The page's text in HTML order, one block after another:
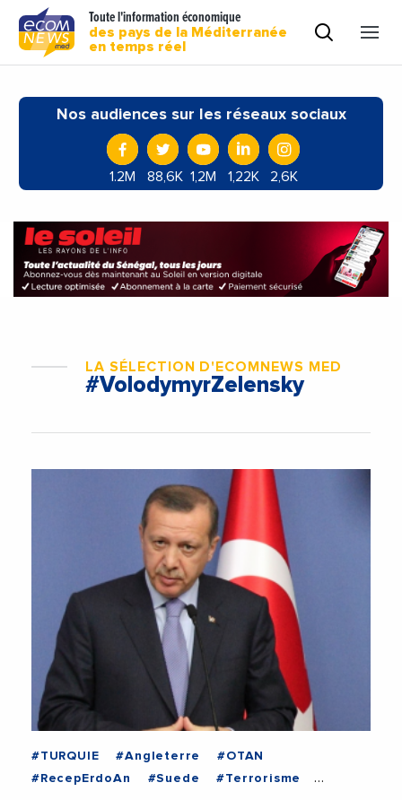
Toute l'information économique
des pays de la Méditerranée
en temps réel
Nos audiences sur les réseaux sociaux
1.2M 88,6K 1,2M 1,22K 2,6K
LA SÉLECTION D'ECOMNEWS MED
#VolodymyrZelensky
#TURQUIE #Angleterre
#OTAN
#RecepErdoAn
#Suede
#Terrorisme